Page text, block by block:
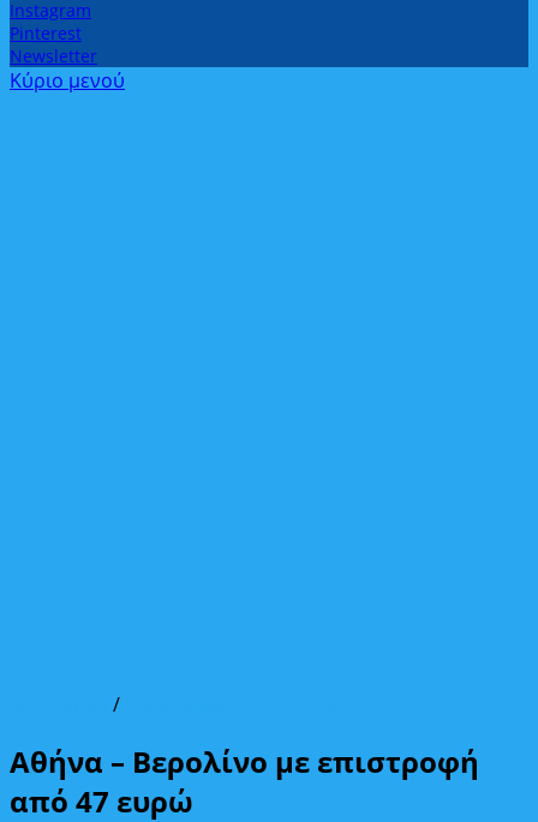
Instagram
Pinterest
Newsletter
Κύριο μενού
/
Αθήνα – Βερολίνο με επιστροφή
από 47 ευρώ